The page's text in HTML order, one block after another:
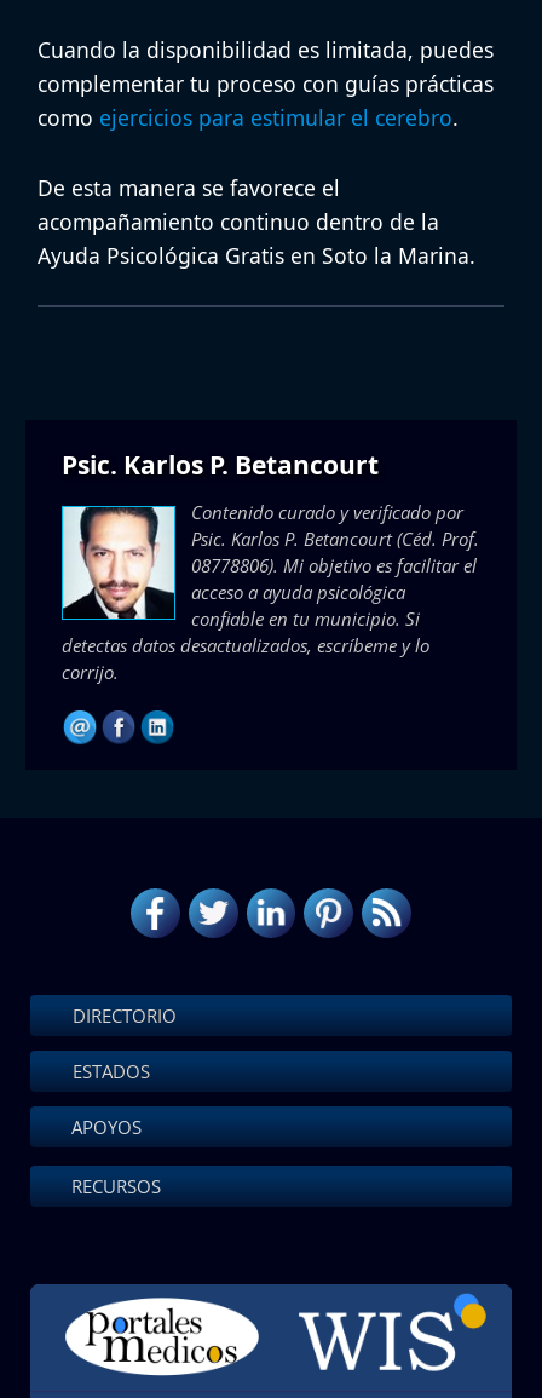
Cuando la disponibilidad es limitada, puedes
complementar tu proceso con guías prácticas
como ejercicios para estimular el cerebro.
De esta manera se favorece el
acompañamiento continuo dentro de la
Ayuda Psicológica Gratis en Soto la Marina.
Psic. Karlos P. Betancourt
Contenido curado y verificado por
Psic. Karlos P. Betancourt(Céd. Prof.
08778806). Mi objetivo es facilitar el
acceso a ayuda psicológica
confiable en tu municipio. Si
detectas datos desactualizados, escríbeme y lo
corrijo.
DIRECTORIO
ESTADOS
APOYOS
RECURSOS